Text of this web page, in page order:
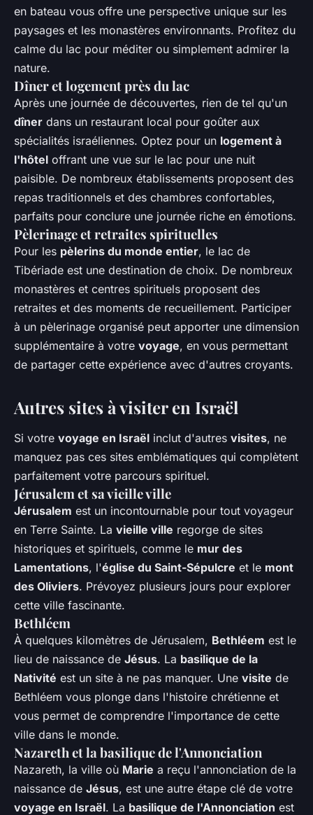
en bateau vous offre une perspective unique sur les
paysages et les monastères environnants. Profitez du
calme du lac pour méditer ou simplement admirer la
nature.
Dîner et logement près du lac
Après une journée de découvertes, rien de tel qu'un
dîner dans un restaurant local pour goûter aux
spécialités israéliennes. Optez pour un logement à
l'hôtel offrant une vue sur le lac pour une nuit
paisible. De nombreux établissements proposent des
repas traditionnels et des chambres confortables,
parfaits pour conclure une journée riche en émotions.
Pèlerinage et retraites spirituelles
Pour les pèlerins du monde entier, le lac de
Tibériade est une destination de choix. De nombreux
monastères et centres spirituels proposent des
retraites et des moments de recueillement. Participer
à un pèlerinage organisé peut apporter une dimension
supplémentaire à votre voyage, en vous permettant
de partager cette expérience avec d'autres croyants.
Autres sites à visiter en Israël
Si votre voyage en Israël inclut d'autres visites, ne
manquez pas ces sites emblématiques qui complètent
parfaitement votre parcours spirituel.
Jérusalem et sa vieille ville
Jérusalem est un incontournable pour tout voyageur
en Terre Sainte. La vieille ville regorge de sites
historiques et spirituels, comme le mur des
Lamentations, l'église du Saint-Sépulcre et le mont
des Oliviers. Prévoyez plusieurs jours pour explorer
cette ville fascinante.
Bethléem
À quelques kilomètres de Jérusalem, Bethléem est le
lieu de naissance de Jésus. La basilique de la
Nativité est un site à ne pas manquer. Une visite de
Bethléem vous plonge dans l'histoire chrétienne et
vous permet de comprendre l'importance de cette
ville dans le monde.
Nazareth et la basilique de l'Annonciation
Nazareth, la ville où Marie a reçu l'annonciation de la
naissance de Jésus, est une autre étape clé de votre
voyage en Israël. La basilique de l'Annonciation est